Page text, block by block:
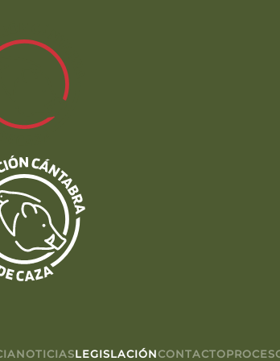
NOTICIASLEGISLACIÓNCONTACTO